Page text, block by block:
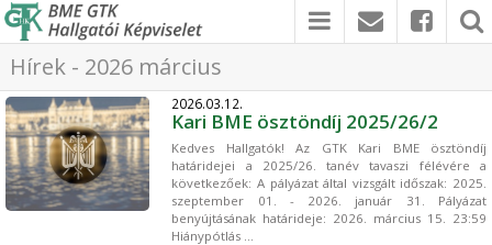
Hírek - 2026 március
2026.03.12.
Kari BME ösztöndíj 2025/26/2
Kedves Hallgatók! Az GTK Kari BME ösztöndíj
határidejei a 2025/26. tanév tavaszi félévére a
következőek: A pályázat által vizsgált időszak: 2025.
szeptember 01. - 2026. január 31. Pályázat
benyújtásának határideje: 2026. március 15. 23:59
Hiánypótlás ...